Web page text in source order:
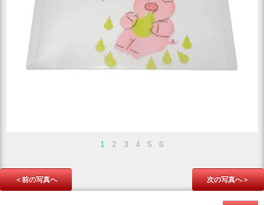
1 2 3 4 5 6
＜前の写真へ 次の写真へ＞